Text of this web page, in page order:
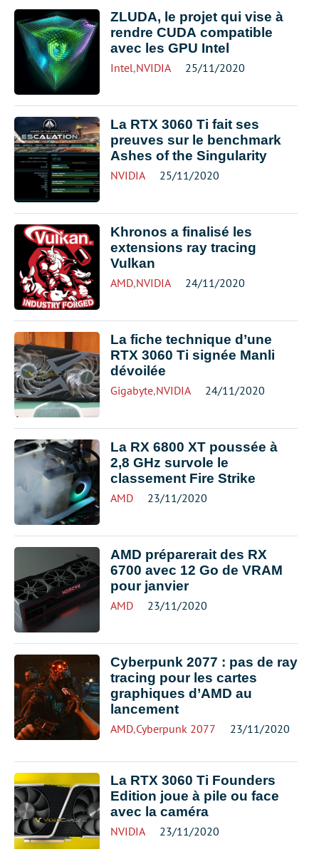
ZLUDA, le projet qui vise à
rendre CUDA compatible
avec les GPU Intel
Intel,NVIDIA 25/11/2020
La RTX 3060 Ti fait ses
preuves sur le benchmark
Ashes of the Singularity
NVIDIA 25/11/2020
Khronos a finalisé les
extensions ray tracing
Vulkan
AMD,NVIDIA 24/11/2020
La fiche technique d’une
RTX 3060 Ti signée Manli
dévoilée
Gigabyte,NVIDIA 24/11/2020
La RX 6800 XT poussée à
2,8 GHz survole le
classement Fire Strike
AMD 23/11/2020
AMD préparerait des RX
6700 avec 12 Go de VRAM
pour janvier
AMD 23/11/2020
Cyberpunk 2077 : pas de ray
tracing pour les cartes
graphiques d’AMD au
lancement
AMD,Cyberpunk 2077 23/11/2020
La RTX 3060 Ti Founders
Edition joue à pile ou face
avec la caméra
NVIDIA 23/11/2020